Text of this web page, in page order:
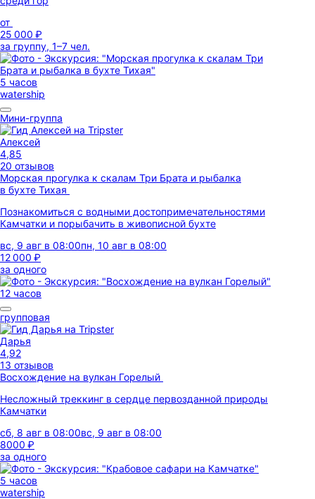
от
25 000 ₽
за группу, 1–7 чел.
5 часов
watership
Мини-группа
Алексей
4,85
20 отзывов
Морская прогулка к скалам Три Брата и рыбалка
в бухте Тихая
Познакомиться с водными достопримечательностями
Камчатки и порыбачить в живописной бухте
вс, 9 авг в 08:00пн, 10 авг в 08:00
12 000 ₽
за одного
12 часов
групповая
Дарья
4,92
13 отзывов
Восхождение на вулкан Горелый
Несложный треккинг в сердце первозданной природы
Камчатки
сб, 8 авг в 08:00вс, 9 авг в 08:00
8000 ₽
за одного
5 часов
watership